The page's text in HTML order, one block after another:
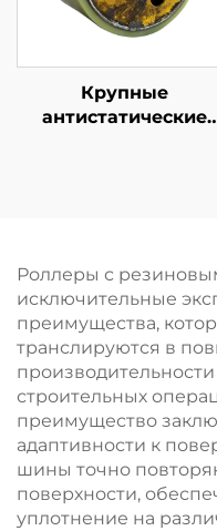
Крупные
антистатические
резины
Роллеры с
исключительные
преимущества,
транслируются в
строительных
преимущество
адаптивности к
шины точно
поверхности,
уплотнение на